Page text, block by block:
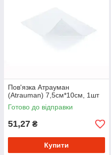
Пов'язка Атрауман
(Atrauman) 7,5см*10см, 1шт
Готово до відправки
51,27 ₴
Купити